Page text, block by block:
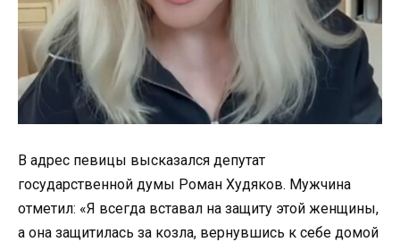
В адрес певицы высказался депутат
государственной думы Роман Худяков. Мужчина
отметил: «Я всегда вставал на защиту этой женщины,
а она защитилась за козла, вернувшись к себе домой